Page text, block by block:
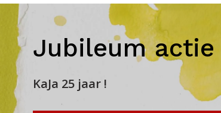
Jubileum
KaJa 25 jaar !